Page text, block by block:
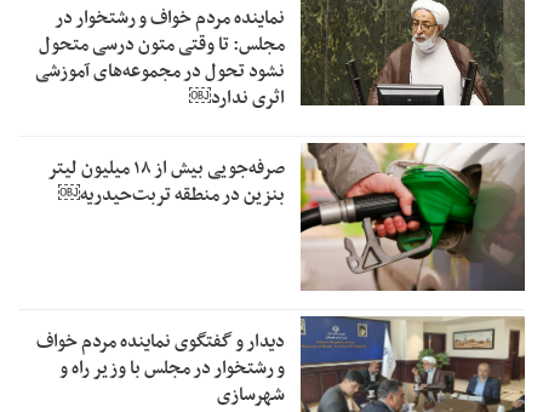
نماینده مردم خواف و رشتخوار در
مجلس: تا وقتی متون درسی متحول
نشود تحول در مجموعه‌های آموزشی
اثری ندارد￼
صرفه‌جویی بیش از ۱۸ میلیون لیتر
بنزین در منطقه تربت‌حیدریه￼
دیدار و گفتگوی نماینده مردم خواف
و رشتخوار در مجلس با وزیر راه و
شهرسازی